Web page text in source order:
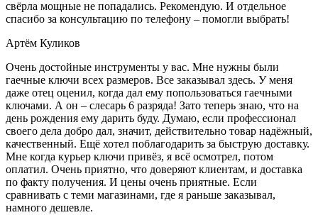
свёрла мощные не попадались. Рекомендую. И отдельное
спасибо за консультацию по телефону – помогли выбрать!
Артём Куликов
Очень достойные инструменты у вас. Мне нужны были
гаечные ключи всех размеров. Все заказывал здесь. У меня
даже отец оценил, когда дал ему попользоваться гаечными
ключами. А он – слесарь 6 разряда! Зато теперь знаю, что на
день рождения ему дарить буду. Думаю, если профессионал
своего дела добро дал, значит, действительно товар надёжный,
качественный. Ещё хотел поблагодарить за быструю доставку.
Мне когда курьер ключи привёз, я всё осмотрел, потом
оплатил. Очень приятно, что доверяют клиентам, и доставка
по факту получения. И цены очень приятные. Если
сравнивать с теми магазинами, где я раньше заказывал,
намного дешевле.